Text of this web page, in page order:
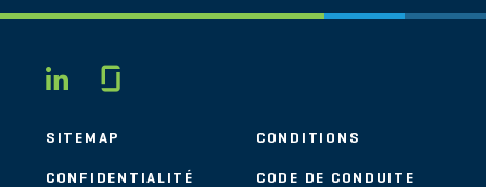
LINKEDIN
SITEMAP CONDITIONS
CONFIDENTIALITÉ CODE DE CONDUITE